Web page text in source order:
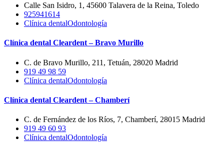
Calle San Isidro, 1, 45600 Talavera de la Reina, Toledo
925941614
Clínica dentalOdontología
Clínica dental Cleardent – Bravo Murillo
C. de Bravo Murillo, 211, Tetuán, 28020 Madrid
919 49 98 59
Clínica dentalOdontología
Clínica dental Cleardent – Chamberí
C. de Fernández de los Ríos, 7, Chamberí, 28015 Madrid
919 49 60 93
Clínica dentalOdontología